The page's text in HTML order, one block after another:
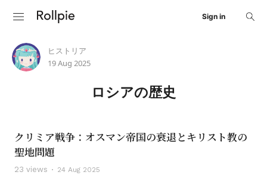
Sign in
ヒストリア
19 Aug 2025
ロシアの歴史
クリミア戦争：オスマン帝国の衰退とキリスト教の
聖地問題
23 views 24 Aug 2025